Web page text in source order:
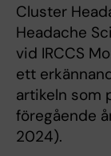
Cluster
Headache
vid IRCCS
ett
artikeln som
föregående
2024).